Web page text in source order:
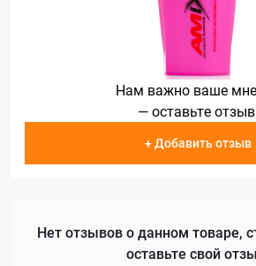
Нам важно ваше
— оставьте
+ Добавить отзыв
Нет отзывов о данном товаре,
оставьте свой